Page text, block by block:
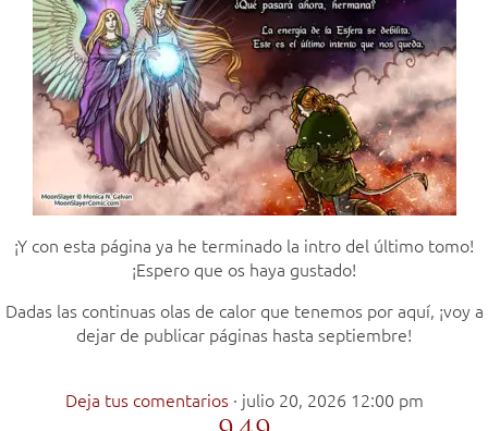
¡Y con esta página ya he terminado la intro del último tomo!
¡Espero que os haya gustado!
Dadas las continuas olas de calor que tenemos por aquí, ¡voy a
dejar de publicar páginas hasta septiembre!
Deja tus comentarios· julio 20, 2026 12:00 pm